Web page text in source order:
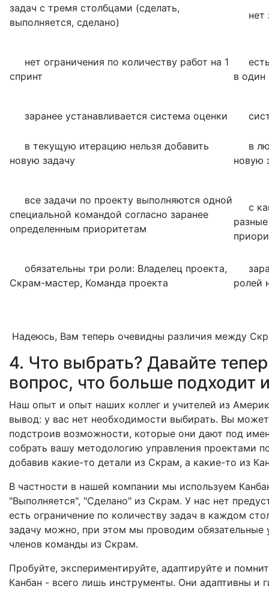
задач с тремя столбцами (сделать,
выполняется, сделано)
нет
нет ограничения по количеству работ на 1
спринт
есть
в
заранее устанавливается система оценки
в текущую итерацию нельзя добавить
новую задачу
в
новую
все задачи по проекту выполняются одной
специальной командой согласно заранее
определенным приоритетам
с
обязательны три роли: Владелец проекта,
Скрам-мастер, Команда проекта
ролей
Надеюсь, Вам теперь очевидны различия между
4. Что выбрать? Давайте
вопрос, что больше подходит
Наш опыт и опыт наших коллег и учителей из
вывод: у вас нет необходимости выбирать. Вы
подстроив возможности, которые они дают под
собрать вашу методологию управления проектами
добавив какие-то детали из Скрам, а какие-то из
В частности в нашей компании мы используем
"Выполняется", "Сделано" из Скрам. У нас нет
есть ограничение по количеству задач в каждом
задачу можно, при этом мы проводим обязательные
членов команды из Скрам.
Пробуйте, экспериментируйте, адаптируйте и
Канбан - всего лишь инструменты. Они адаптивны и